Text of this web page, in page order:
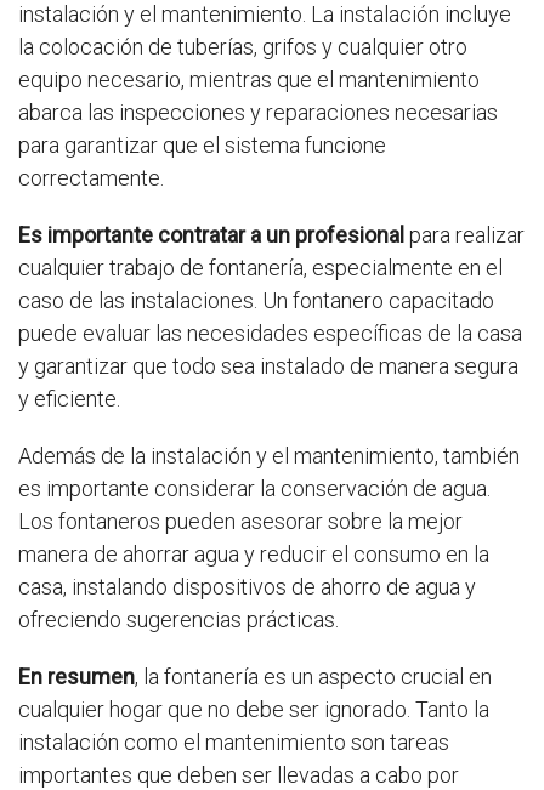
instalación y el mantenimiento. La instalación incluye
la colocación de tuberías, grifos y cualquier otro
equipo necesario, mientras que el mantenimiento
abarca las inspecciones y reparaciones necesarias
para garantizar que el sistema funcione
correctamente.
Es importante contratar a un profesional para realizar
cualquier trabajo de fontanería, especialmente en el
caso de las instalaciones. Un fontanero capacitado
puede evaluar las necesidades específicas de la casa
y garantizar que todo sea instalado de manera segura
y eficiente.
Además de la instalación y el mantenimiento, también
es importante considerar la conservación de agua.
Los fontaneros pueden asesorar sobre la mejor
manera de ahorrar agua y reducir el consumo en la
casa, instalando dispositivos de ahorro de agua y
ofreciendo sugerencias prácticas.
En resumen, la fontanería es un aspecto crucial en
cualquier hogar que no debe ser ignorado. Tanto la
instalación como el mantenimiento son tareas
importantes que deben ser llevadas a cabo por